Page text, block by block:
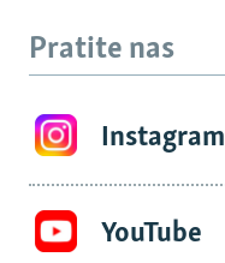
Pratite nas
Instagram
YouTube